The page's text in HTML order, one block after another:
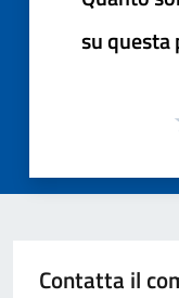
su questa
Contatta il